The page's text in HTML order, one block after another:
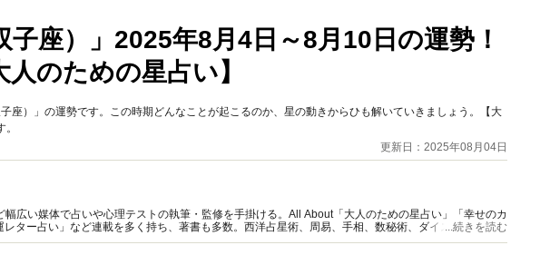
子座）」2025年8月4日～8月10日の運勢！
のための星占い】
座）」の運勢です。この時期どんなことが起こるのか、星の動きからひも解いていきましょう。【大
更新日：2025年08月04日
幅広い媒体で占いや心理テストの執筆・監修を手掛ける。All About「大人のための星占い」「幸せのカ
レター占い」など連載を多く持ち、著書も多数。西洋占星術、周易、手相、数秘術、ダイスやカード占
の研究など守備範囲は広め。
...続きを読む